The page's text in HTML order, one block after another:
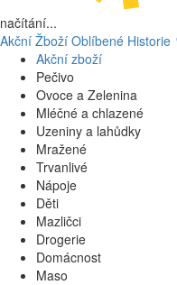
načítání...
Akční Žboží Oblíbené Historie
Akční zboží
Pečivo
Ovoce a Zelenina
Mléčné a chlazené
Uzeniny a lahůdky
Mražené
Trvanlivé
Nápoje
Děti
Mazličci
Drogerie
Domácnost
Maso